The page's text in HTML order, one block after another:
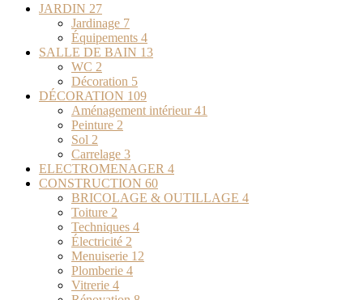
JARDIN 27
Jardinage 7
Équipements 4
SALLE DE BAIN 13
WC 2
Décoration 5
DÉCORATION 109
Aménagement intérieur41
Peinture 2
Sol 2
Carrelage 3
ELECTROMENAGER 4
CONSTRUCTION 60
BRICOLAGE & OUTILLAGE 4
Toiture 2
Techniques 4
Électricité 2
Menuiserie 12
Plomberie 4
Vitrerie 4